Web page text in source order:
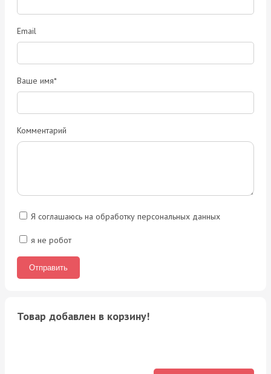
Email
Ваше имя*
Комментарий
Я соглашаюсь на обработку персональных данных
я не робот
Товар добавлен в корзину!